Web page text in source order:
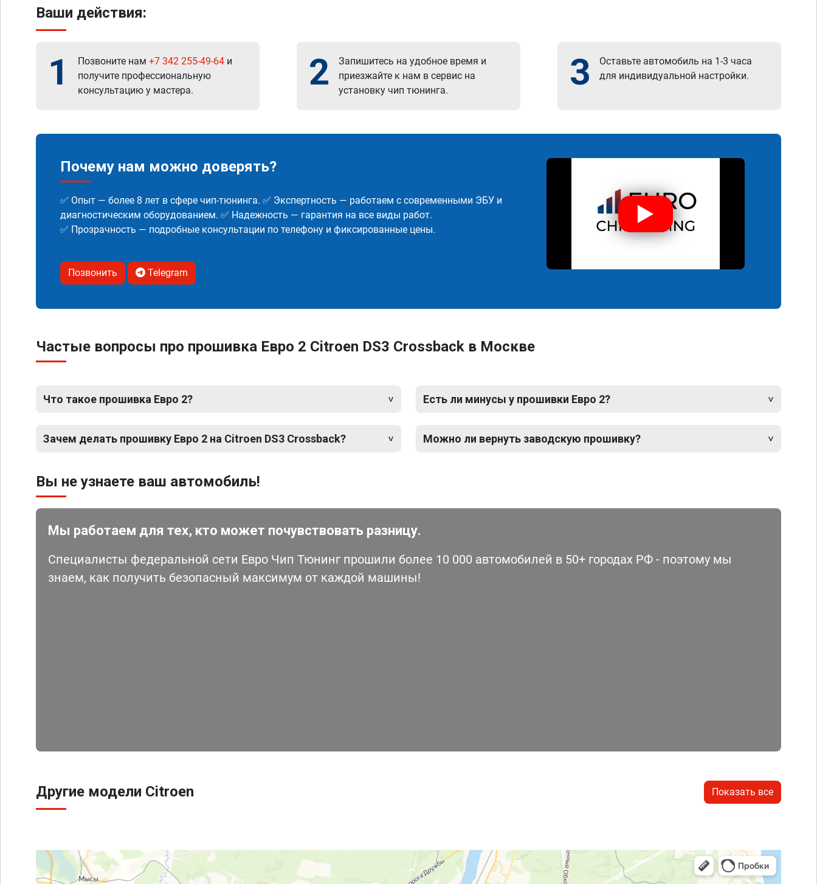
Ваши действия:
1 Позвоните нам +7 342 255-49-64 и
получите профессиональную
консультацию у мастера.
2
Запишитесь на удобное время и
приезжайте к нам в сервис на
установку чип тюнинга.
3
Оставьте автомобиль на 1-3 часа
для индивидуальной настройки.
Почему нам можно доверять?
✅ Опыт — более 8 лет в сфере чип-тюнинга. ✅ Экспертность — работаем с современными ЭБУ и
диагностическим оборудованием. ✅ Надежность — гарантия на все виды работ.
✅ Прозрачность — подробные консультации по телефону и фиксированные цены.
Позвонить Telegram
Частые вопросы про прошивка Евро 2 Citroen DS3 Crossback в Москве
Что такое прошивка Евро 2?
Зачем делать прошивку Евро 2 на Citroen DS3 Crossback?
Есть ли минусы у прошивки Евро 2?
Можно ли вернуть заводскую прошивку?
Вы не узнаете ваш автомобиль!
Мы работаем для тех, кто может почувствовать разницу.
Специалисты федеральной сети Евро Чип Тюнинг прошили более 10 000 автомобилей в 50+ городах РФ - поэтому мы
знаем, как получить безопасный максимум от каждой машины!
Другие модели Citroen Показать все